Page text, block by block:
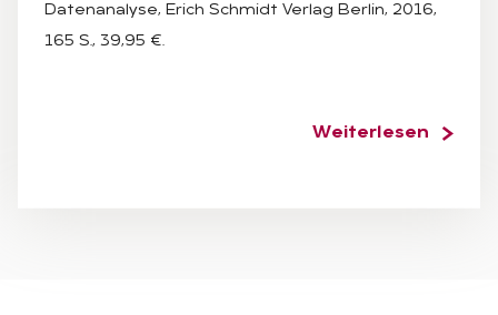
Datenanalyse, Erich Schmidt Verlag Berlin, 2016,
165 S., 39,95 €.
Weiterlesen